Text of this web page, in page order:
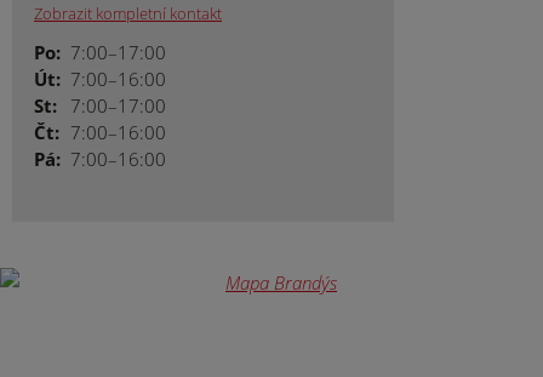
Zobrazit kompletní kontakt
Po: 7:00–17:00
Út: 7:00–16:00
St: 7:00–17:00
Čt: 7:00–16:00
Pá: 7:00–16:00